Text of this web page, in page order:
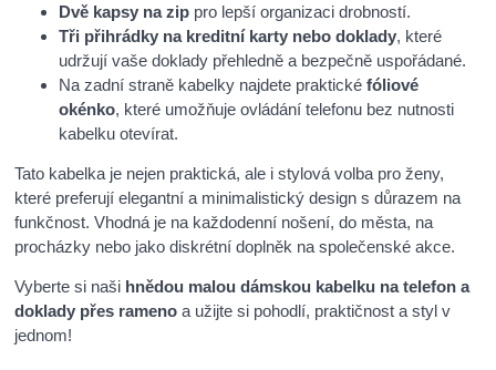
Dvě kapsy na zip pro lepší organizaci drobností.
Tři přihrádky na kreditní karty nebo doklady, které
udržují vaše doklady přehledně a bezpečně uspořádané.
Na zadní straně kabelky najdete praktickéfóliové
okénko, které umožňuje ovládání telefonu bez nutnosti
kabelku otevírat.
Tato kabelka je nejen praktická, ale i stylová volba pro ženy,
které preferují elegantní a minimalistický design s důrazem na
funkčnost. Vhodná je na každodenní nošení, do města, na
procházky nebo jako diskrétní doplněk na společenské akce.
Vyberte si naši hnědou malou dámskou kabelku na telefon a
doklady přes rameno a užijte si pohodlí, praktičnost a styl v
jednom!